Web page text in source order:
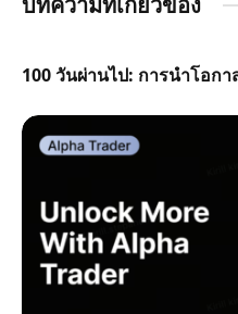
100 วันผ่านไป: การนำโอก